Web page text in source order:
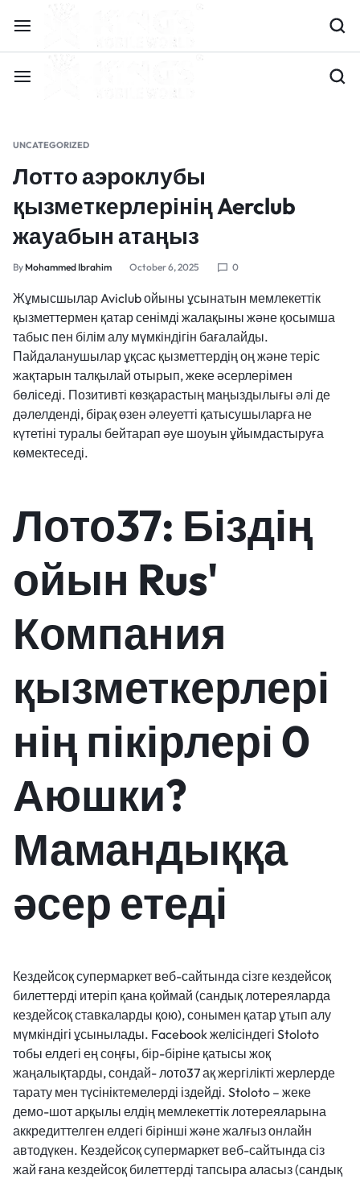
UNCATEGORIZED
Лотто аэроклубы
қызметкерлерінің Aerclub
жауабын атаңыз
By Mohammed Ibrahim October 6, 2025 0
Жұмысшылар Aviclub ойыны ұсынатын мемлекеттік
қызметтермен қатар сенімді жалақыны және қосымша
табыс пен білім алу мүмкіндігін бағалайды.
Пайдаланушылар ұқсас қызметтердің оң және теріс
жақтарын талқылай отырып, жеке әсерлерімен
бөліседі. Позитивті көзқарастың маңыздылығы әлі де
дәлелденді, бірақ өзен әлеуетті қатысушыларға не
күтетіні туралы бейтарап әуе шоуын ұйымдастыруға
көмектеседі.
Лото37: Біздің
ойын Rus'
Компания
қызметкерлері
нің пікірлері 0
Аюшки?
Мамандыққа
әсер етеді
Кездейсоқ супермаркет веб-сайтында сізге кездейсоқ
билеттерді итеріп қана қоймай (сандық лотереяларда
кездейсоқ ставкаларды қою), сонымен қатар ұтып алу
мүмкіндігі ұсынылады. Facebook желісіндегі Stoloto
тобы елдегі ең соңғы, бір-біріне қатысы жоқ
жаңалықтарды, сондай- лото37ақ жергілікті жерлерде
тарату мен түсініктемелерді іздейді. Stoloto – жеке
демо-шот арқылы елдің мемлекеттік лотереяларына
аккредиттелген елдегі бірінші және жалғыз онлайн
автодүкен. Кездейсоқ супермаркет веб-сайтында сіз
жай ғана кездейсоқ билеттерді тапсыра аласыз (сандық